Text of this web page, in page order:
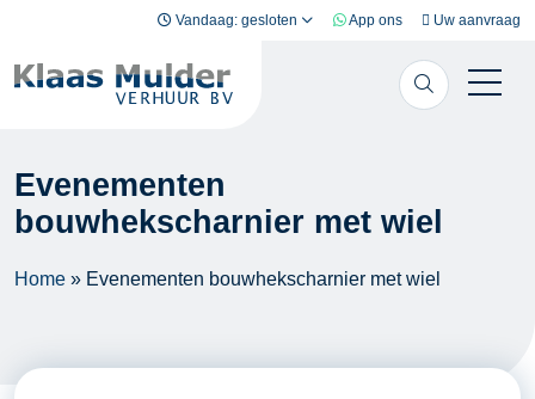
Vandaag: gesloten App ons Uw aanvraag
Evenementen
bouwhekscharnier met wiel
Home » Evenementen bouwhekscharnier met wiel